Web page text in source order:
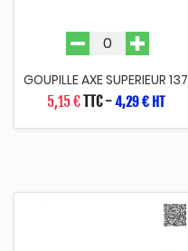
GOUPILLE AXE SUPERIEUR 137
5,15 €TTC-4,29 € HT